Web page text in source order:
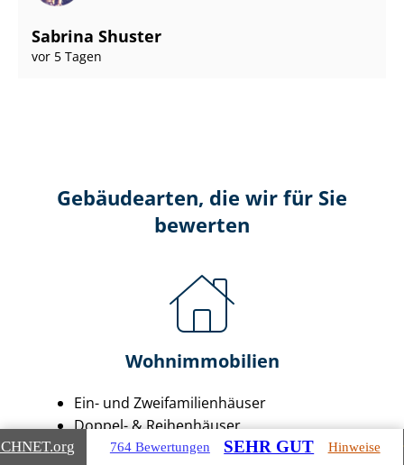
Sabrina Shuster
vor 5 Tagen
Gebäudearten, die wir für Sie
bewerten
Wohnimmobilien
Ein- und Zwei­fa­mi­li­en­häu­ser
Doppel- & Reihenhäuser
Ei­gen­tums­woh­nun­gen
.org 764 Bewertungen SEHR GUT Hinweise